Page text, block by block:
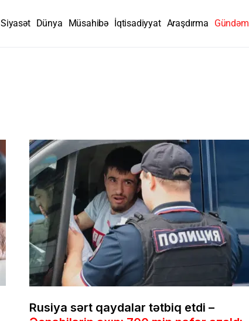
Siyasət Dünya Müsahibə İqtisadiyyat Araşdırma Gündəm
Rusiya sərt qaydalar tətbiq etdi –